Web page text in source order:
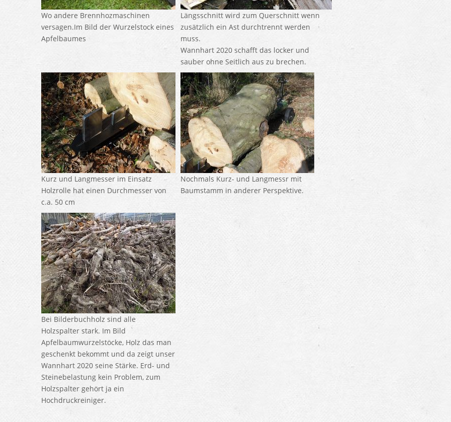
Wo andere Brennhozmaschinen
versagen.Im Bild der Wurzelstock eines
Apfelbaumes
Längsschnitt wird zum Querschnitt wenn
zusätzlich ein Ast durchtrennt werden
muss.
Wannhart 2020 schafft das locker und
sauber ohne Seitlich aus zu brechen.
Kurz und Langmesser im Einsatz
Holzrolle hat einen Durchmesser von
c.a. 50 cm
Nochmals Kurz- und Langmessr mit
Baumstamm in anderer Perspektive.
Bei Bilderbuchholz sind alle
Holzspalter stark. Im Bild
Apfelbaumwurzelstöcke, Holz das man
geschenkt bekommt und da zeigt unser
Wannhart 2020 seine Stärke. Erd- und
Steinebelastung kein Problem, zum
Holzspalter gehört ja ein
Hochdruckreiniger.